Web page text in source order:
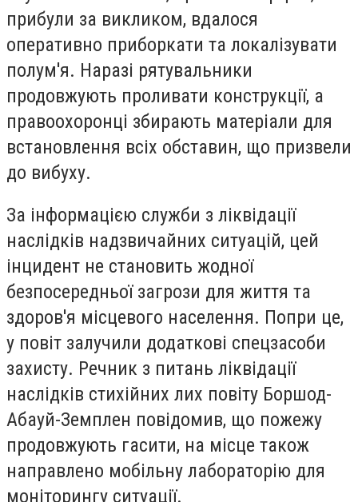
прибули за викликом, вдалося
оперативно приборкати та локалізувати
полум'я. Наразі рятувальники
продовжують проливати конструкції, а
правоохоронці збирають матеріали для
встановлення всіх обставин, що призвели
до вибуху.
За інформацією служби з ліквідації
наслідків надзвичайних ситуацій, цей
інцидент не становить жодної
безпосередньої загрози для життя та
здоров'я місцевого населення. Попри це,
у повіт залучили додаткові спецзасоби
захисту. Речник з питань ліквідації
наслідків стихійних лих повіту Боршод-
Абауй-Земплен повідомив, що пожежу
продовжують гасити, на місце також
направлено мобільну лабораторію для
моніторингу ситуації.